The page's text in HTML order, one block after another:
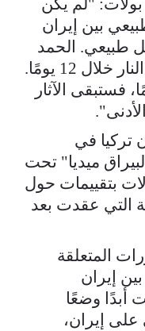
بين إيران
طبيعي. الحمد
لله أنه تم تحقيق وقف إطلاق النار خلال 12 يومًا.
فستبقى الآثار
تركيا في
ميديا" تحت
بتقييمات حول
التي عقدت بعد
المتعلقة
إيران
أبدًا وضعًا
على إيران،